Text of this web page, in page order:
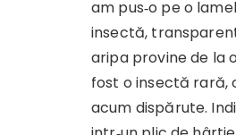
am pus‑o pe o
insectă,
aripa provine de la
fost o insectă rară,
acum dispărute.